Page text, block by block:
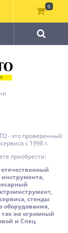
- это проверенный
с 1998 г.
приобрести:
стенды
оборудования,
же огромный
и Спец
0